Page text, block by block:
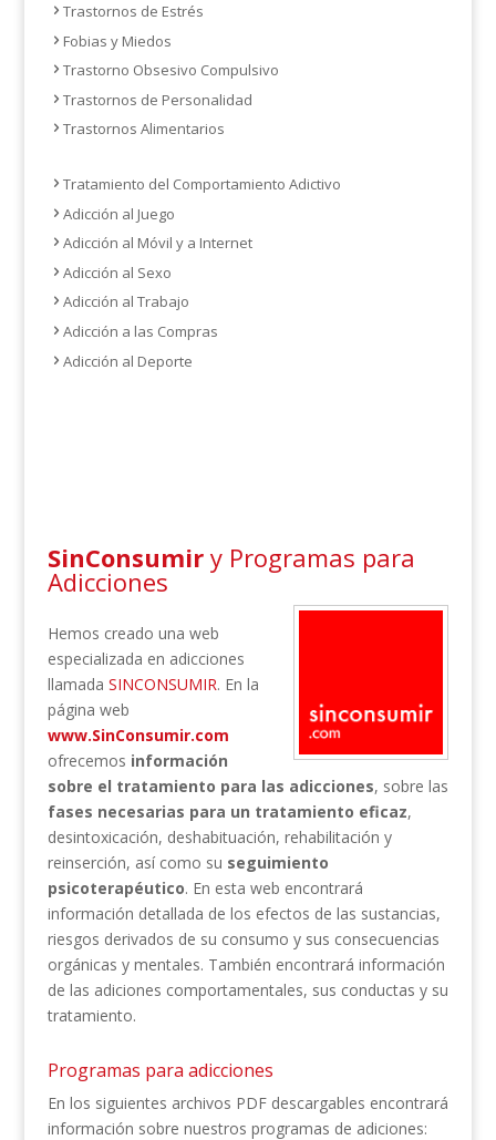
Trastornos de Estrés
Fobias y Miedos
Trastorno Obsesivo Compulsivo
Trastornos de Personalidad
Trastornos Alimentarios
Tratamiento del Comportamiento Adictivo
Adicción al Juego
Adicción al Móvil y a Internet
Adicción al Sexo
Adicción al Trabajo
Adicción a las Compras
Adicción al Deporte
SinConsumiry Programas para
Adicciones
Hemos creado una web
especializada en adicciones
llamada SINCONSUMIR. En la
página web
www.SinConsumir.com
ofrecemos información
sobre el tratamiento para las adicciones, sobre las
fases necesarias para un tratamiento eficaz,
desintoxicación, deshabituación, rehabilitación y
reinserción, así como su seguimiento
psicoterapéutico. En esta web encontrará
información detallada de los efectos de las sustancias,
riesgos derivados de su consumo y sus consecuencias
orgánicas y mentales. También encontrará información
de las adiciones comportamentales, sus conductas y su
tratamiento.
Programas para adicciones
En los siguientes archivos PDF descargables encontrará
información sobre nuestros programas de adiciones: